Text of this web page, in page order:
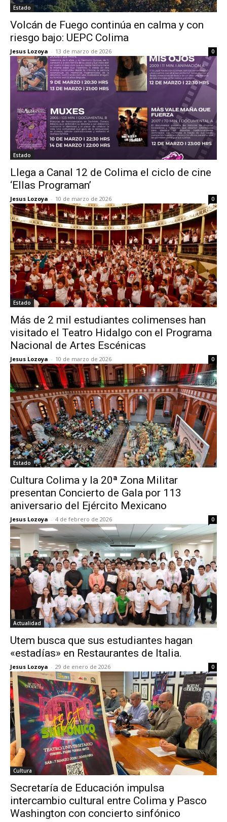
Estado
Volcán de Fuego continúa en calma y con
riesgo bajo: UEPC Colima
Jesus Lozoya - 13 de marzo de 2026 0
Estado
Llega a Canal 12 de Colima el ciclo de cine
‘Ellas Programan’
Jesus Lozoya - 10 de marzo de 2026 0
Estado
Más de 2 mil estudiantes colimenses han
visitado el Teatro Hidalgo con el Programa
Nacional de Artes Escénicas
Jesus Lozoya - 10 de marzo de 2026 0
Estado
Cultura Colima y la 20ª Zona Militar
presentan Concierto de Gala por 113
aniversario del Ejército Mexicano
Jesus Lozoya - 4 de febrero de 2026 0
Actualidad
Utem busca que sus estudiantes hagan
«estadías» en Restaurantes de Italia.
Jesus Lozoya - 29 de enero de 2026 0
Cultura
Secretaría de Educación impulsa
intercambio cultural entre Colima y Pasco
Washington con concierto sinfónico